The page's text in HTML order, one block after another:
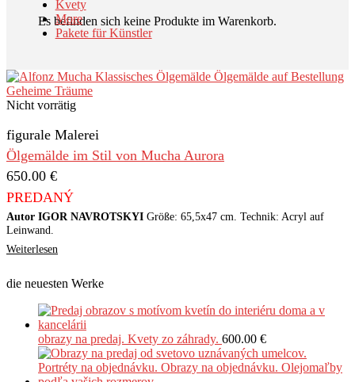
Es befinden sich keine Produkte im Warenkorb.
Kvety
More
Pakete für Künstler
Nicht vorrätig
figurale Malerei
Ölgemälde im Stil von Mucha Aurora
650.00 €
PREDANÝ
Autor IGOR NAVROTSKYI Größe: 65,5x47 cm. Technik: Acryl auf
Leinwand.
Weiterlesen
die neuesten Werke
obrazy na predaj. Kvety zo záhrady. 600.00 €